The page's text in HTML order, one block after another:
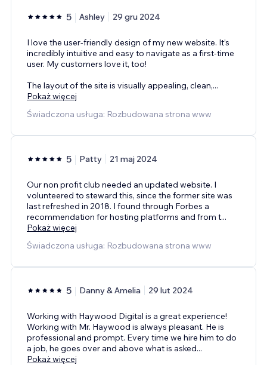
5 Ashley 29 gru 2024
I love the user-friendly design of my new website. It’s
incredibly intuitive and easy to navigate as a first-time
user. My customers love it, too!
The layout of the site is visually appealing, clean,...
Pokaż więcej
Świadczona usługa: Rozbudowana strona www
5 Patty 21 maj 2024
Our non profit club needed an updated website. I
volunteered to steward this, since the former site was
last refreshed in 2018. I found through Forbes a
recommendation for hosting platforms and from t...
Pokaż więcej
Świadczona usługa: Rozbudowana strona www
5 Danny & Amelia 29 lut 2024
Working with Haywood Digital is a great experience!
Working with Mr. Haywood is always pleasant. He is
professional and prompt. Every time we hire him to do
a job, he goes over and above what is asked...
Pokaż więcej